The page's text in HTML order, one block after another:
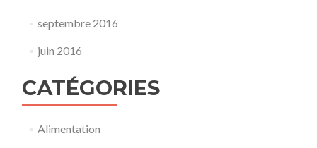
septembre 2016
juin 2016
CATÉGORIES
Alimentation